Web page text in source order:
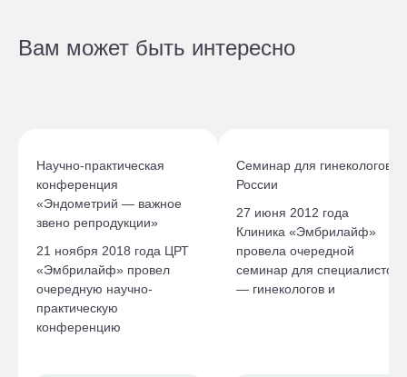
Вам может быть интересно
Научно-практическая
конференция
«Эндометрий — важное
звено репродукции»
21 ноября 2018 года ЦРТ
«Эмбрилайф» провел
очередную научно-
практическую
конференцию
Семинар для гинекологов
России
27 июня 2012 года
Клиника «Эмбрилайф»
провела очередной
семинар для специалистов
— гинекологов и